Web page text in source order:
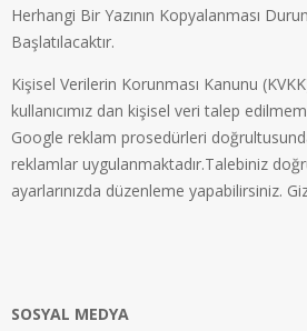
Herhangi Bir Yazının Kopyalanması
Başlatılacaktır.
Kişisel Verilerin Korunması Kanunu
kullanıcımız dan kişisel veri talep
Google reklam prosedürleri
reklamlar uygulanmaktadır.Talebiniz
ayarlarınızda düzenleme yapabilirsiniz.
SOSYAL MEDYA